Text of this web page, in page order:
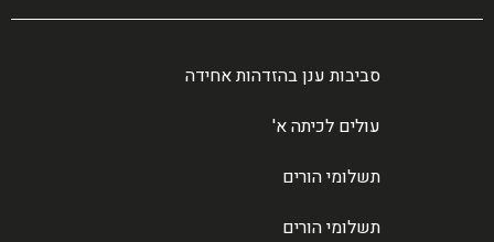
סביבות ענן בהזדהות אחידה
עולים לכיתה א'
תשלומי הורים
תשלומי הורים